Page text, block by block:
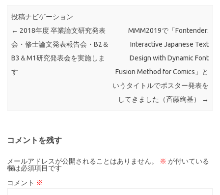
投稿ナビゲーション
← 2018年度 卒業論文研究発表
会・修士論文発表報告会・B2＆
B3＆M1研究発表会を実施しま
す
MMM2019で「Fontender:
Interactive Japanese Text
Design with Dynamic Font
Fusion Method for Comics」と
いうタイトルでポスター発表を
してきました（斉藤絢基）
→
コメントを残す
メールアドレスが公開されることはありません。 ※ が付いている
欄は必須項目です
コメント ※